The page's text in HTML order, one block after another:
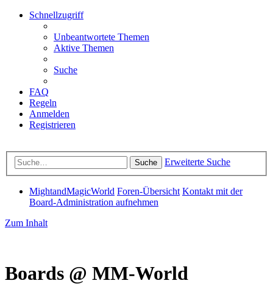
Schnellzugriff
Unbeantwortete Themen
Aktive Themen
Suche
FAQ
Regeln
Anmelden
Registrieren
Suche Erweiterte Suche
MightandMagicWorld Foren-Übersicht Kontakt mit der
Board-Administration aufnehmen
Zum Inhalt
Boards @ MM-World